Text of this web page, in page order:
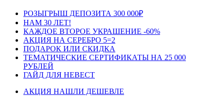
РОЗЫГРЫШ ДЕПОЗИТА 300 000₽
НАМ 30 ЛЕТ!
КАЖДОЕ ВТОРОЕ УКРАШЕНИЕ -60%
АКЦИЯ НА СЕРЕБРО 5=2
ПОДАРОК ИЛИ СКИДКА
ТЕМАТИЧЕСКИЕ СЕРТИФИКАТЫ НА 25 000
РУБЛЕЙ
ГАЙД ДЛЯ НЕВЕСТ
АКЦИЯ НАШЛИ ДЕШЕВЛЕ